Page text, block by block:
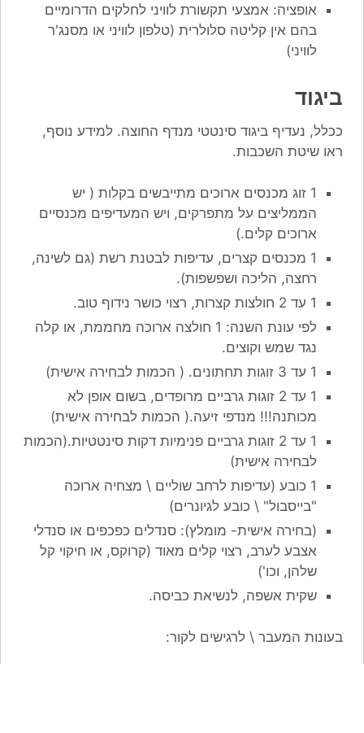
אופציה: אמצעי תקשורת לוויני לחלקים הדרומיים
בהם אין קליטה סלולרית (טלפון לוויני או מסנג'ר
לוויני)
ביגוד
ככלל, נעדיף ביגוד סינטטי מנדף החוצה. למידע נוסף,
ראו שיטת השכבות.
1 זוג מכנסים ארוכים מתייבשים בקלות ( יש
הממליצים על מתפרקים, ויש המעדיפים מכנסיים
ארוכים קלים.)
1 מכנסים קצרים, עדיפות לבטנת רשת (גם לשינה,
רחצה, הליכה ושפשפות).
1 עד 2 חולצות קצרות, רצוי כושר נידוף טוב.
לפי עונת השנה: 1 חולצה ארוכה מחממת, או קלה
נגד שמש וקוצים.
1 עד 3 זוגות תחתונים. ( הכמות לבחירה אישית)
1 עד 2 זוגות גרביים מרופדים, בשום אופן לא
מכותנה!!! מנדפי זיעה.( הכמות לבחירה אישית)
1 עד 2 זוגות גרביים פנימיות דקות סינטטיות.(הכמות
לבחירה אישית)
1 כובע (עדיפות לרחב שוליים \ מצחיה ארוכה
"בייסבול" \ כובע לגיונרים)
(בחירה אישית- מומלץ): סנדלים כפכפים או סנדלי
אצבע לערב, רצוי קלים מאוד (קרוקס, או חיקוי קל
שלהן, וכו')
שקית אשפה, לנשיאת כביסה.
בעונות המעבר \ לרגישים לקור: